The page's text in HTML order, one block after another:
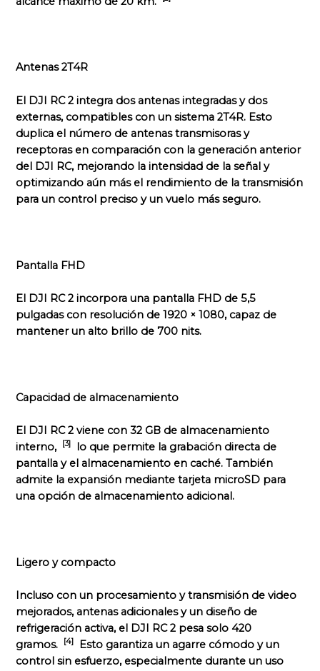
Antenas 2T4R
El DJI RC 2 integra dos antenas integradas y dos
externas, compatibles con un sistema 2T4R. Esto
duplica el número de antenas transmisoras y
receptoras en comparación con la generación anterior
del DJI RC, mejorando la intensidad de la señal y
optimizando aún más el rendimiento de la transmisión
para un control preciso y un vuelo más seguro.
Pantalla FHD
El DJI RC 2 incorpora una pantalla FHD de 5,5
pulgadas con resolución de 1920 × 1080, capaz de
mantener un alto brillo de 700 nits.
Capacidad de almacenamiento
El DJI RC 2 viene con 32 GB de almacenamiento
interno,
[3]
lo que permite la grabación directa de
pantalla y el almacenamiento en caché. También
admite la expansión mediante tarjeta microSD para
una opción de almacenamiento adicional.
Ligero y compacto
Incluso con un procesamiento y transmisión de video
mejorados, antenas adicionales y un diseño de
refrigeración activa, el DJI RC 2 pesa solo 420
gramos.
[4]
Esto garantiza un agarre cómodo y un
control sin esfuerzo, especialmente durante un uso